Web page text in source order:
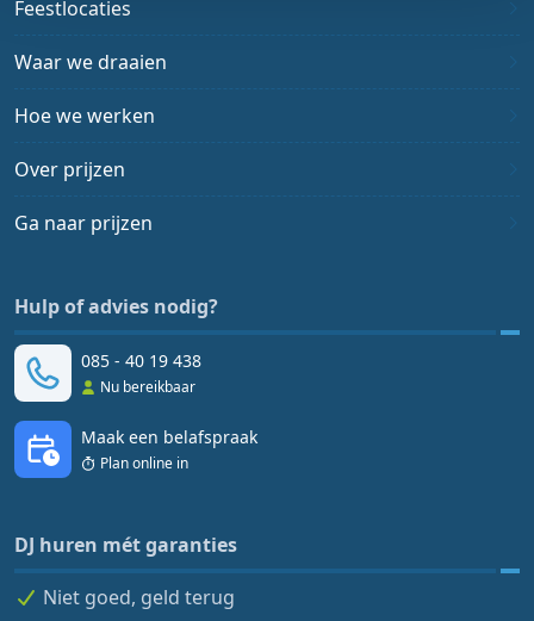
Feestlocaties
Waar we draaien
Hoe we werken
Over prijzen
Ga naar prijzen
Hulp of advies nodig?
085 - 40 19 438
Nu bereikbaar
Maak een belafspraak
Plan online in
DJ huren mét garanties
Niet goed, geld terug